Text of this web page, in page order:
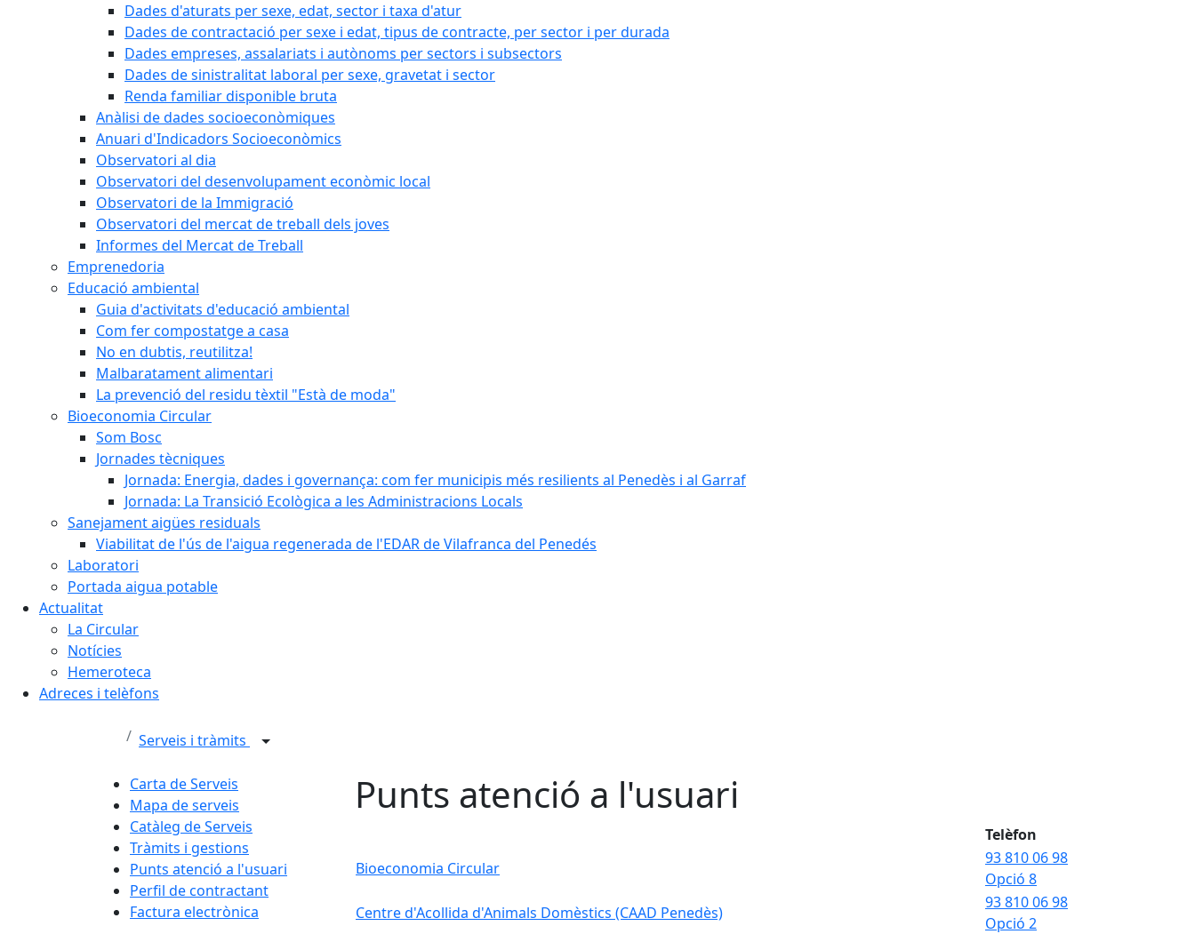
Dades d'aturats per sexe, edat, sector i taxa d'atur
Dades de contractació per sexe i edat, tipus de contracte, per sector i per durada
Dades empreses, assalariats i autònoms per sectors i subsectors
Dades de sinistralitat laboral per sexe, gravetat i sector
Renda familiar disponible bruta
Anàlisi de dades socioeconòmiques
Anuari d'Indicadors Socioeconòmics
Observatori al dia
Observatori del desenvolupament econòmic local
Observatori de la Immigració
Observatori del mercat de treball dels joves
Informes del Mercat de Treball
Emprenedoria
Educació ambiental
Guia d'activitats d'educació ambiental
Com fer compostatge a casa
No en dubtis, reutilitza!
Malbaratament alimentari
La prevenció del residu tèxtil "Està de moda"
Bioeconomia Circular
Som Bosc
Jornades tècniques
Jornada: Energia, dades i governança: com fer municipis més resilients al Penedès i al Garraf
Jornada: La Transició Ecològica a les Administracions Locals
Sanejament aigües residuals
Viabilitat de l'ús de l'aigua regenerada de l'EDAR de Vilafranca del Penedés
Laboratori
Portada aigua potable
Actualitat
La Circular
Notícies
Hemeroteca
Adreces i telèfons
Serveis i tràmits
Carta de Serveis
Mapa de serveis
Catàleg de Serveis
Tràmits i gestions
Punts atenció a l'usuari
Perfil de contractant
Factura electrònica
Punts atenció a l'usuari
Telèfon
Bioeconomia Circular
93 810 06 98
Opció 8
Centre d'Acollida d'Animals Domèstics (CAAD Penedès)
93 810 06 98
Opció 2